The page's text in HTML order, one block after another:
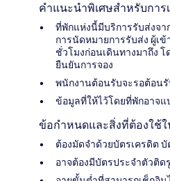
คำแนะนำพิเศษสำหรับการ
ที่พักแห่งนี้มีบริการรับส่งจ
การนัดหมายการรับส่ง ผู้เ
ชั่วโมงก่อนเดินทางมาถึง
ยืนยันการจอง
พนักงานต้อนรับจะรอต้อนรั
ข้อมูลที่ให้ไว้โดยที่พักอาจ
ข้อกำหนดและสิ่งที่ต้องใช้ใ
ต้องมัดจำด้วยบัตรเครดิต บั
อาจต้องมีบัตรประจำตัวติ